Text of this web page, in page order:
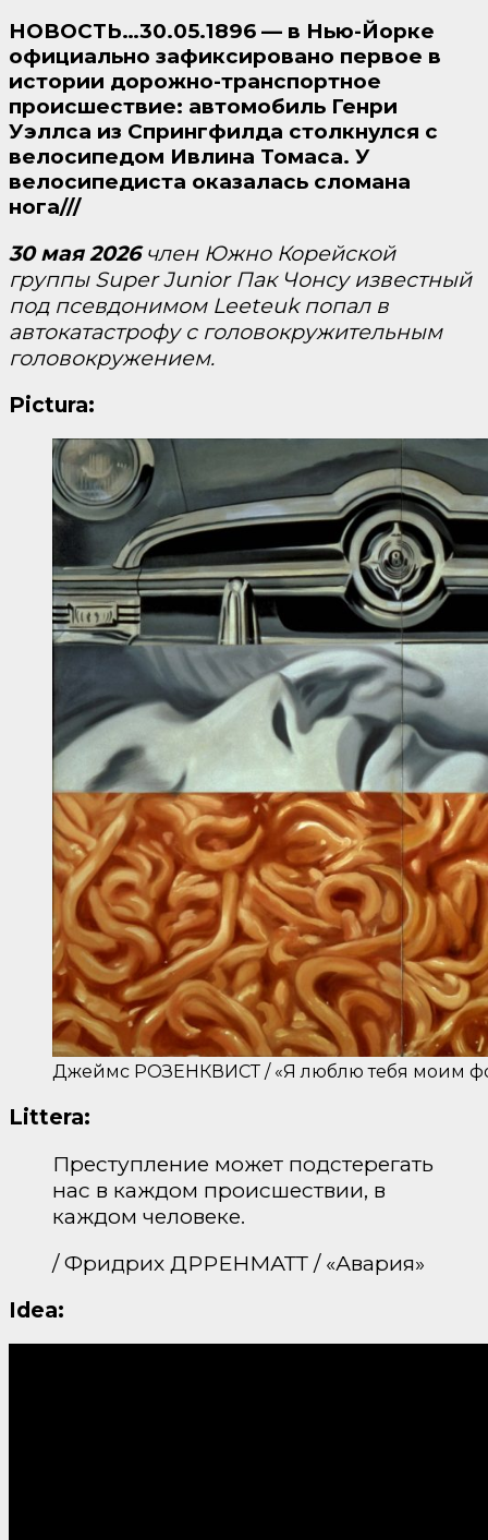
НОВОСТЬ…30.05.1896 — в Нью-Йорке
официально зафиксировано первое в
истории дорожно-транспортное
происшествие: автомобиль Генри
Уэллса из Спрингфилда столкнулся с
велосипедом Ивлина Томаса. У
велосипедиста оказалась сломана
нога///
30 мая 2026член Южно Корейской
группы Super Junior Пак Чонсу известный
под псевдонимом Leeteuk попал в
автокатастрофу с головокружительным
головокружением.
Pictura:
Джеймс РОЗЕНКВИСТ / «Я люблю тебя моим
Littera:
Преступление может подстерегать
нас в каждом происшествии, в
каждом человеке.
/ Фридрих ДРРЕНМАТТ / «Авария»
Idea: